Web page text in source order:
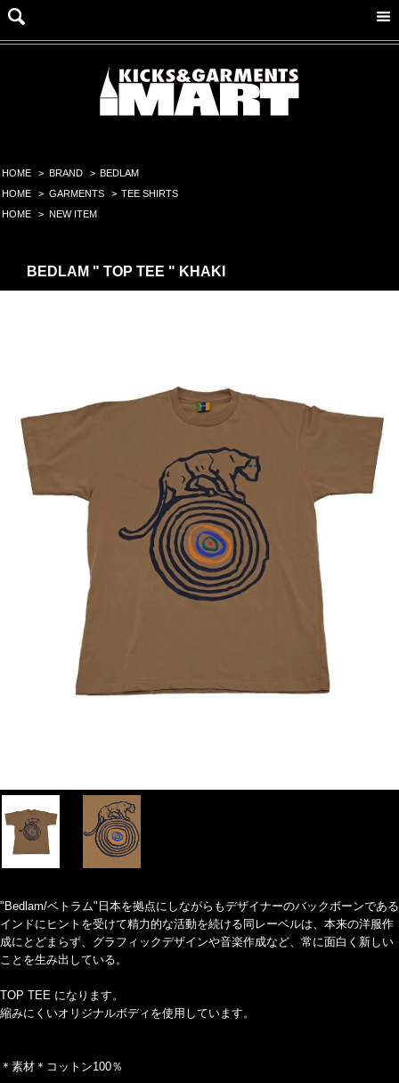
HOME > BRAND > BEDLAM
HOME
> GARMENTS > TEE SHIRTS
HOME
> NEW ITEM
BEDLAM " TOP TEE " KHAKI
"Bedlam/ベトラム"日本を拠点にしながらもデザイナーのバックボーンである
インドにヒントを受けて精力的な活動を続ける同レーベルは、本来の洋服作
成にとどまらず、グラフィックデザインや音楽作成など、常に面白く新しい
ことを生み出している。
TOP TEE になります。
縮みにくいオリジナルボディを使用しています。
＊素材＊コットン100％